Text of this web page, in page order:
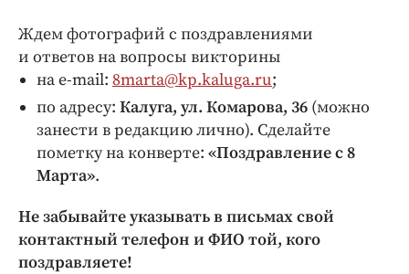
Ждем фотографий с поздравлениями
и ответов на вопросы викторины
на e-mail: 8marta@kp.kaluga.ru;
по адресу: Калуга, ул. Комарова, 36 (можно
занести в редакцию лично). Сделайте
пометку на конверте: «Поздравление с 8
Марта».
Не забывайте указывать в письмах свой
контактный телефон и ФИО той, кого
поздравляете!